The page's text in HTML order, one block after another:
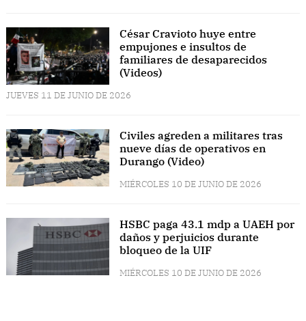
César Cravioto huye entre
empujones e insultos de
familiares de desaparecidos
(Videos)
JUEVES 11 DE JUNIO DE 2026
Civiles agreden a militares tras
nueve días de operativos en
Durango (Video)
MIÉRCOLES 10 DE JUNIO DE 2026
HSBC paga 43.1 mdp a UAEH por
daños y perjuicios durante
bloqueo de la UIF
MIÉRCOLES 10 DE JUNIO DE 2026